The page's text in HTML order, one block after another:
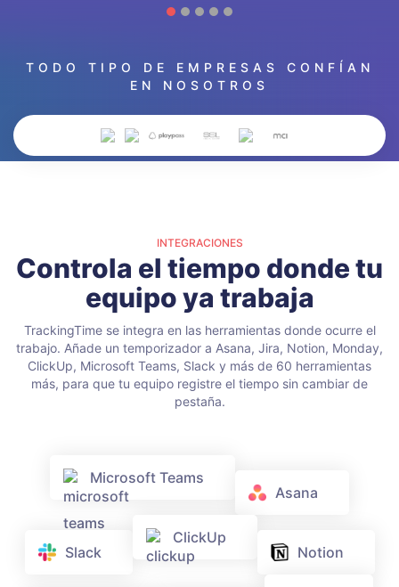
TODO TIPO DE EMPRESAS CONFÍAN
EN NOSOTROS
INTEGRACIONES
Controla el tiempo donde tu
equipo ya trabaja
TrackingTime se integra en las herramientas donde ocurre el
trabajo. Añade un temporizador a Asana, Jira, Notion, Monday,
ClickUp, Microsoft Teams, Slack y más de 60 herramientas
más, para que tu equipo registre el tiempo sin cambiar de
pestaña.
Microsoft Teams
Asana
Slack
ClickUp
Notion